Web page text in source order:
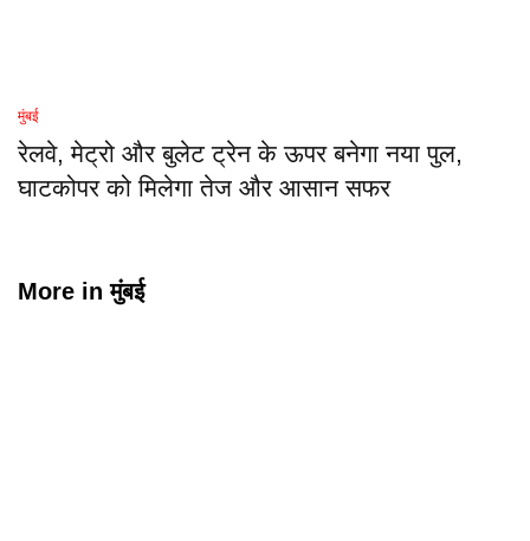
मुंबई
रेलवे, मेट्रो और बुलेट ट्रेन के ऊपर बनेगा नया पुल,
घाटकोपर को मिलेगा तेज और आसान सफर
More inमुंबई